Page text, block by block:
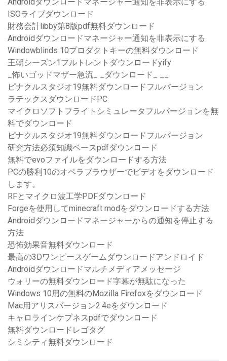
Androidダウンロードマネージャー通知を非表示にする
ISOライブダウンロード
財務会計libby第8版pdf無料ダウンロード
Androidダウンロードマネージャー通知を非表示にする
Windowblinds 10プロダクトキーの無料ダウンロード
王朝シーズン1フルトレントダウンロードyify
_怖いゴッドマザー急流_ _ダウンロード_ __
ピナクルスタジオ19無料ダウンロードフルバージョン
ラテックスダウンロードPC
マイクロソフトフライトシミュレータフルバージョンを無
料でダウンロード
ピナクルスタジオ19無料ダウンロードフルバージョン
研究方法必須知識ベースpdfダウンロード
無料でevoファイルをダウンロードする方法
PCの勝利10のオペラブラウザーでビデオをダウンロード
します。
RFとマイクロ波工学PDFダウンロード
Forgeを使用してminecraft modをダウンロードする方法
Androidダウンロードマネージャーからの通知を停止する
方法
恐怖効果音無料ダウンロード
最高の3Dワンピースゲームダウンロードアンドロイド
Androidダウンロードマルチメディアメッセージ
ウォリーの無料ダウンロード字幕が無駄になった
Windows 10用の無料のMozilla Firefoxをダウンロード
Mac用アリスバージョン2.4eをダウンロード
キャロラインケプネスpdfでダウンロード
無料ダウンロードレゴタグ
シミシティ無料ダウンロード